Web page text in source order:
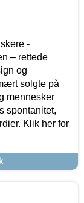
-
– rettede
og
solgte på
mennesker
spontanitet,
Klik her for